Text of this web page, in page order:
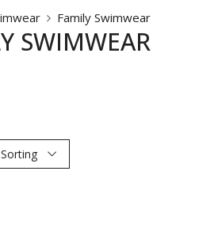
SWIMWEAR
Family Swimwear